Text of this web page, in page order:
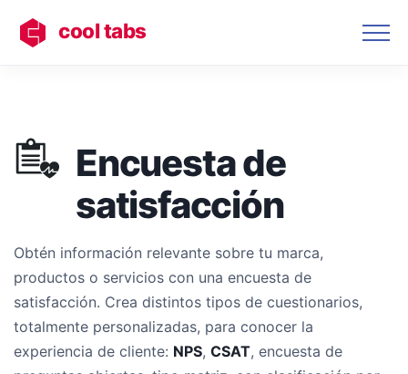
cool tabs
Encuesta de
satisfacción
Obtén información relevante sobre tu marca,
productos o servicios con una encuesta de
satisfacción. Crea distintos tipos de cuestionarios,
totalmente personalizadas, para conocer la
experiencia de cliente: NPS, CSAT, encuesta de